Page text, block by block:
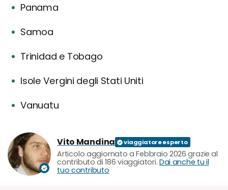
Panama
Samoa
Trinidad e Tobago
Isole Vergini degli Stati Uniti
Vanuatu
Vito Mandina
Articolo aggiornato a Febbraio 2026 grazie al
contributo di 186 viaggiatori. Dai anche tu il
tuo contributo